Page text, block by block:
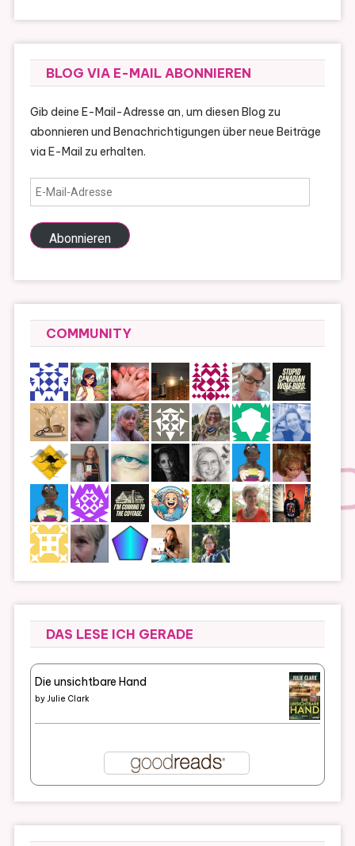
BLOG VIA E-MAIL ABONNIEREN
Gib deine E-Mail-Adresse an, um diesen Blog zu
abonnieren und Benachrichtigungen über neue Beiträge
via E-Mail zu erhalten.
E-
Mail-
Adresse
Abonnieren
COMMUNITY
DAS LESE ICH GERADE
Die unsichtbare Hand
byJulie Clark